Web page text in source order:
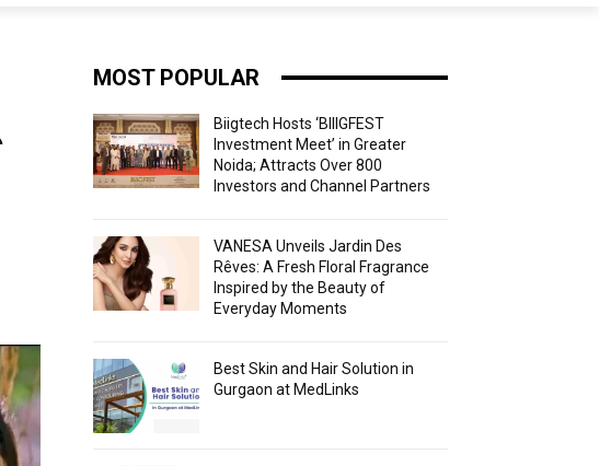
MOST POPULAR
Biigtech Hosts ‘BIIIGFEST
Investment Meet’ in Greater
Noida; Attracts Over 800
Investors and Channel Partners
VANESA Unveils Jardin Des
Rêves: A Fresh Floral Fragrance
Inspired by the Beauty of
Everyday Moments
Best Skin and Hair Solution in
Gurgaon at MedLinks